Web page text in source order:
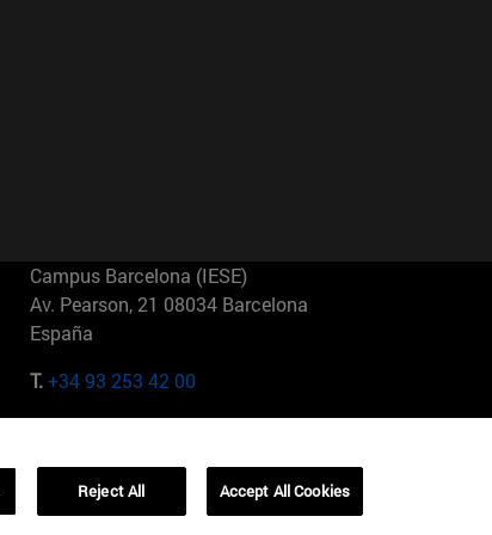
Campus Barcelona (IESE)
Av. Pearson, 21 08034 Barcelona
España
T.+34 93 253 42 00
01321001 Bela Vista Brasil
Reject All Accept All Cookies